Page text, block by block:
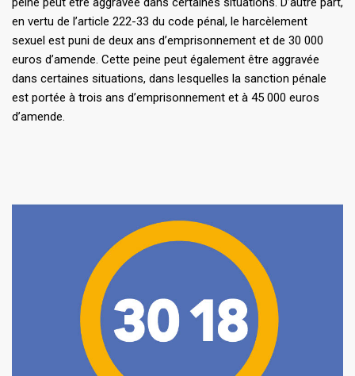
en vertu de l’article 222-33 du code pénal, le harcèlement
sexuel est puni de deux ans d’emprisonnement et de 30 000
euros d’amende. Cette peine peut également être aggravée
dans certaines situations, dans lesquelles la sanction pénale
est portée à trois ans d’emprisonnement et à 45 000 euros
d’amende.